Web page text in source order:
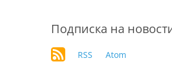
Подписка на
RSS Atom